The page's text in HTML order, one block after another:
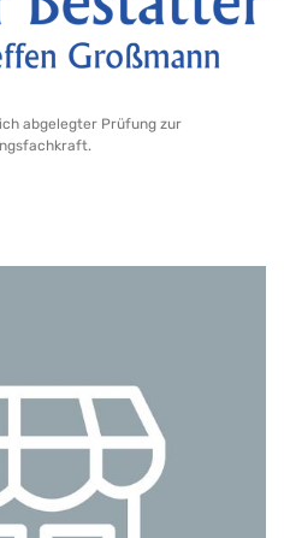
abgelegter Prüfung zur